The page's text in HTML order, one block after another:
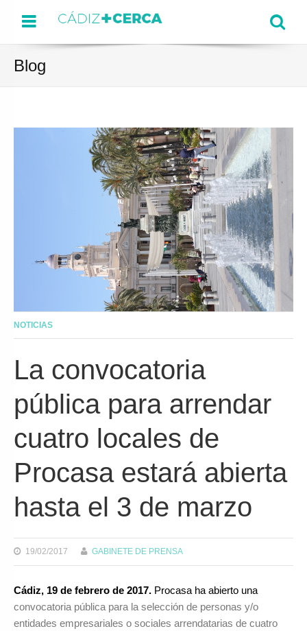
Menu
Blog
NOTICIAS
La convocatoria
pública para arrendar
cuatro locales de
Procasa estará abierta
hasta el 3 de marzo
19/02/2017 GABINETE DE PRENSA
Cádiz, 19 de febrero de 2017. Procasa ha abierto una
convocatoria pública para la selección de personas y/o
entidades empresariales o sociales arrendatarias de cuatro